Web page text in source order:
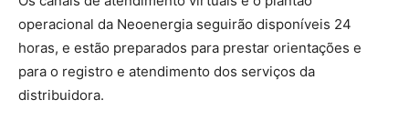
operacional da Neoenergia seguirão disponíveis 24
horas, e estão preparados para prestar orientações e
para o registro e atendimento dos serviços da
distribuidora.